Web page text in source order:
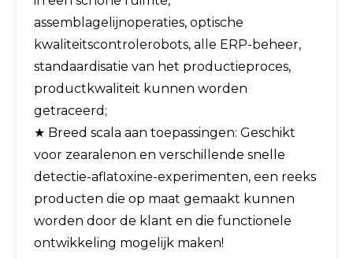
assemblagelijnoperaties, optische
kwaliteitscontrolerobots, alle ERP-beheer,
standaardisatie van het productieproces,
productkwaliteit kunnen worden
getraceerd;
★ Breed scala aan toepassingen: Geschikt
voor zearalenon en verschillende snelle
detectie-aflatoxine-experimenten, een reeks
producten die op maat gemaakt kunnen
worden door de klant en die functionele
ontwikkeling mogelijk maken!